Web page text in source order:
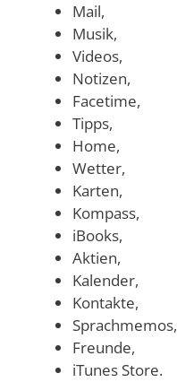
Mail,
Musik,
Videos,
Notizen,
Facetime,
Tipps,
Home,
Wetter,
Karten,
Kompass,
iBooks,
Aktien,
Kalender,
Kontakte,
Sprachmemos,
Freunde,
iTunes Store.